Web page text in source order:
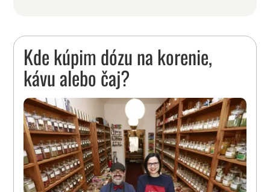
Kde kúpim dózu na korenie,
kávu alebo čaj?